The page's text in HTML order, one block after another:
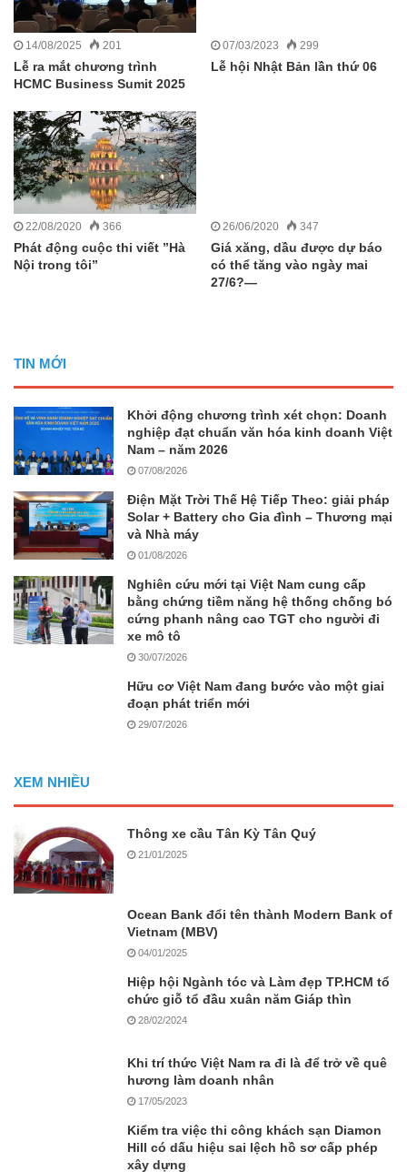
14/08/2025 201
Lễ ra mắt chương trình
HCMC Business Sumit 2025
07/03/2023 299
Lễ hội Nhật Bản lần thứ 06
22/08/2020 366
Phát động cuộc thi viết ”Hà
Nội trong tôi”
26/06/2020 347
Giá xăng, dầu được dự báo
có thể tăng vào ngày mai
27/6?—
TIN MỚI
Khởi động chương trình xét chọn: Doanh
nghiệp đạt chuẩn văn hóa kinh doanh Việt
Nam – năm 2026
07/08/2026
Điện Mặt Trời Thế Hệ Tiếp Theo: giải pháp
Solar + Battery cho Gia đình – Thương mại
và Nhà máy
01/08/2026
Nghiên cứu mới tại Việt Nam cung cấp
bằng chứng tiềm năng hệ thống chống bó
cứng phanh nâng cao TGT cho người đi
xe mô tô
30/07/2026
Hữu cơ Việt Nam đang bước vào một giai
đoạn phát triển mới
29/07/2026
XEM NHIỀU
Thông xe cầu Tân Kỳ Tân Quý
21/01/2025
Ocean Bank đổi tên thành Modern Bank of
Vietnam (MBV)
04/01/2025
Hiệp hội Ngành tóc và Làm đẹp TP.HCM tổ
chức giỗ tổ đầu xuân năm Giáp thìn
28/02/2024
Khi trí thức Việt Nam ra đi là để trở về quê
hương làm doanh nhân
17/05/2023
Kiểm tra việc thi công khách sạn Diamon
Hill có dấu hiệu sai lệch hồ sơ cấp phép
xây dựng